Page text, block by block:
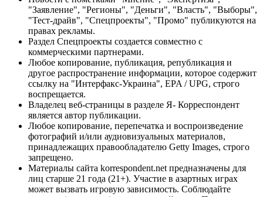
"Заявление", "Регионы", "Деньги", "Власть", "Выборы",
"Тест-драйв", "Спецпроекты", "Промо" публикуются на
правах рекламы.
Раздел Спецпроекты создается совместно с
коммерческими партнерами.
Любое копирование, публикация, републикация и
другое распространение информации, которое содержит
ссылку на "Интерфакс-Украина", EPA / UPG, строго
воспрещается.
Владелец веб-страницы в разделе Я- Корреспондент
является автор публикации.
Любое копирование, перепечатка и воспроизведение
фотографий и/или аудиовизуальных материалов,
принадлежащих правообладателю Getty Images, строго
запрещено.
Материалы сайта korrespondent.net предназначены для
лиц старше 21 года (21+). Участие в азартных играх
может вызвать игровую зависимость. Соблюдайте